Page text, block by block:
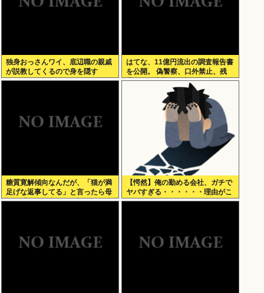
独身おっさんワイ、底辺職の親戚
が説教してくるので身を隠す
はてな、11億円流出の調査報告書
を公開。 偽警察、口外禁止、残
業・休日出勤200時間越、孤
立…。やばすぎて草はえる
糖質寛解傾向なんだが、「猫が満
足げな返事してる」と言ったら母
親に「お気の毒w」と言われた
【愕然】俺の勤める会社、ガチで
ヤバすぎる・・・・・・理由がこ
ちら・・・・・・